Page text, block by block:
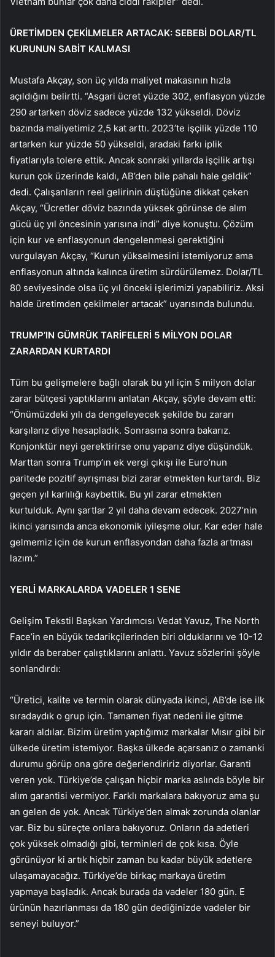
ÜRETİMDEN ÇEKİLMELER ARTACAK: SEBEBİ DOLAR/TL
KURUNUN SABİT KALMASI
Mustafa Akçay, son üç yılda maliyet makasının hızla
açıldığını belirtti. “Asgari ücret yüzde 302, enflasyon yüzde
290 artarken döviz sadece yüzde 132 yükseldi. Döviz
bazında maliyetimiz 2,5 kat arttı. 2023’te işçilik yüzde 110
artarken kur yüzde 50 yükseldi, aradaki farkı iplik
fiyatlarıyla tolere ettik. Ancak sonraki yıllarda işçilik artışı
kurun çok üzerinde kaldı, AB’den bile pahalı hale geldik”
dedi. Çalışanların reel gelirinin düştüğüne dikkat çeken
Akçay, “Ücretler döviz bazında yüksek görünse de alım
gücü üç yıl öncesinin yarısına indi” diye konuştu. Çözüm
için kur ve enflasyonun dengelenmesi gerektiğini
vurgulayan Akçay, “Kurun yükselmesini istemiyoruz ama
enflasyonun altında kalınca üretim sürdürülemez. Dolar/TL
80 seviyesinde olsa üç yıl önceki işlerimizi yapabiliriz. Aksi
halde üretimden çekilmeler artacak” uyarısında bulundu.
TRUMP’IN GÜMRÜK TARİFELERİ 5 MİLYON DOLAR
ZARARDAN KURTARDI
Tüm bu gelişmelere bağlı olarak bu yıl için 5 milyon dolar
zarar bütçesi yaptıklarını anlatan Akçay, şöyle devam etti:
“Önümüzdeki yılı da dengeleyecek şekilde bu zararı
karşılarız diye hesapladık. Sonrasına sonra bakarız.
Konjonktür neyi gerektirirse onu yaparız diye düşündük.
Marttan sonra Trump’ın ek vergi çıkışı ile Euro’nun
paritede pozitif ayrışması bizi zarar etmekten kurtardı. Biz
geçen yıl karlılığı kaybettik. Bu yıl zarar etmekten
kurtulduk. Aynı şartlar 2 yıl daha devam edecek. 2027’nin
ikinci yarısında anca ekonomik iyileşme olur. Kar eder hale
gelmemiz için de kurun enflasyondan daha fazla artması
lazım.”
YERLİ MARKALARDA VADELER 1 SENE
Gelişim Tekstil Başkan Yardımcısı Vedat Yavuz, The North
Face’in en büyük tedarikçilerinden biri olduklarını ve 10-12
yıldır da beraber çalıştıklarını anlattı. Yavuz sözlerini şöyle
sonlandırdı:
“Üretici, kalite ve termin olarak dünyada ikinci, AB’de ise ilk
sıradaydık o grup için. Tamamen fiyat nedeni ile gitme
kararı aldılar. Bizim üretim yaptığımız markalar Mısır gibi bir
ülkede üretim istemiyor. Başka ülkede açarsanız o zamanki
durumu görüp ona göre değerlendiririz diyorlar. Garanti
veren yok. Türkiye’de çalışan hiçbir marka aslında böyle bir
alım garantisi vermiyor. Farklı markalara bakıyoruz ama şu
an gelen de yok. Ancak Türkiye’den almak zorunda olanlar
var. Biz bu süreçte onlara bakıyoruz. Onların da adetleri
çok yüksek olmadığı gibi, terminleri de çok kısa. Öyle
görünüyor ki artık hiçbir zaman bu kadar büyük adetlere
ulaşamayacağız. Türkiye’de birkaç markaya üretim
yapmaya başladık. Ancak burada da vadeler 180 gün. E
ürünün hazırlanması da 180 gün dediğinizde vadeler bir
seneyi buluyor.”